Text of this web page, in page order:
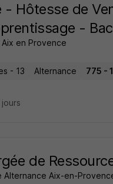
- Hôtesse de
-
Aix en Provence
- 13 Alternance 775 -
de
Alternance Aix-en-